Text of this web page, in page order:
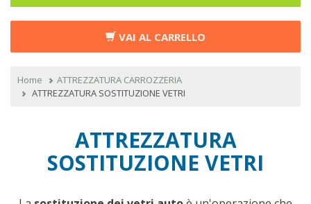
VAI AL CARRELLO
Home
ATTREZZATURA CARROZZERIA
ATTREZZATURA SOSTITUZIONE VETRI
ATTREZZATURA
SOSTITUZIONE VETRI